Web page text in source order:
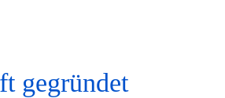
gegründet